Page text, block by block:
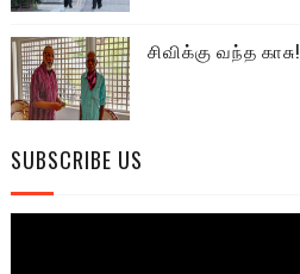
சிவிக்கு வந்த காசு!
SUBSCRIBE US